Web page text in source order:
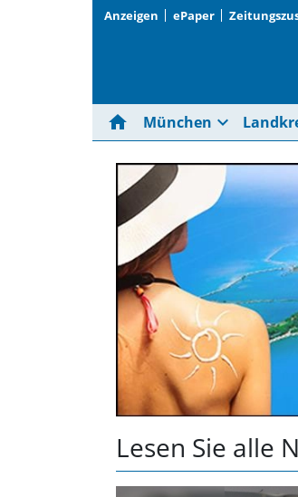
Anzeigen ePaper
home München expand_more
Lesen Sie alle